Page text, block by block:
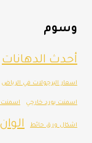
وسوم
أحدث الدهانات
اسعار البرجولات في الرياض
اسمنت بورد خارجي اسمنت
اشكال ورق حائط